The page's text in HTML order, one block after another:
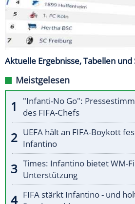
Aktuelle Ergebnisse, Tabellen
Meistgelesen
"Infanti-No Go":
des FIFA-Chefs
UEFA hält an FIFA-Boykott
Infantino
Times: Infantino bietet WM-
Unterstützung
FIFA stärkt Infantino - und